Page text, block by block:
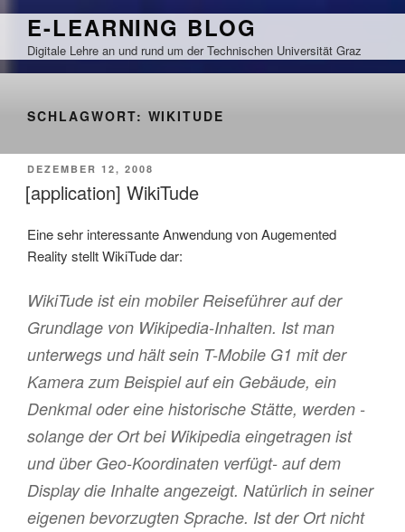
Zum
springen
E-LEARNING BLOG
Digitale Lehre an und rund um der Technischen Universität Graz
SCHLAGWORT: WIKITUDE
VERÖFFENTLICHT
AM
DEZEMBER 12, 2008
[application] WikiTude
Eine sehr interessante Anwendung von Augemented
Reality stellt WikiTude dar:
WikiTude ist ein mobiler Reiseführer auf der
Grundlage von Wikipedia-Inhalten. Ist man
unterwegs und hält sein T-Mobile G1 mit der
Kamera zum Beispiel auf ein Gebäude, ein
Denkmal oder eine historische Stätte, werden -
solange der Ort bei Wikipedia eingetragen ist
und über Geo-Koordinaten verfügt- auf dem
Display die Inhalte angezeigt. Natürlich in seiner
eigenen bevorzugten Sprache. Ist der Ort nicht